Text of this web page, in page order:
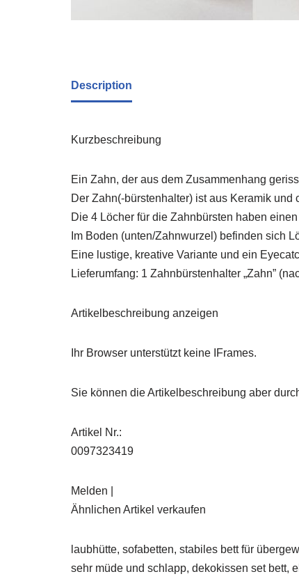
Description
Kurzbeschreibung
Ein Zahn, der aus dem Zusammenhang
Der Zahn(-bürstenhalter) ist aus Keramik und
Die 4 Löcher für die Zahnbürsten haben
Im Boden (unten/Zahnwurzel) befinden sich
Eine lustige, kreative Variante und ein
Lieferumfang: 1 Zahnbürstenhalter „Zahn”
Artikelbeschreibung anzeigen
Ihr Browser unterstützt keine IFrames.
Sie können die Artikelbeschreibung aber
Artikel Nr.:
0097323419
Melden |
Ähnlichen Artikel verkaufen
laubhütte, sofabetten, stabiles bett für
sehr müde und schlapp, dekokissen set bett,